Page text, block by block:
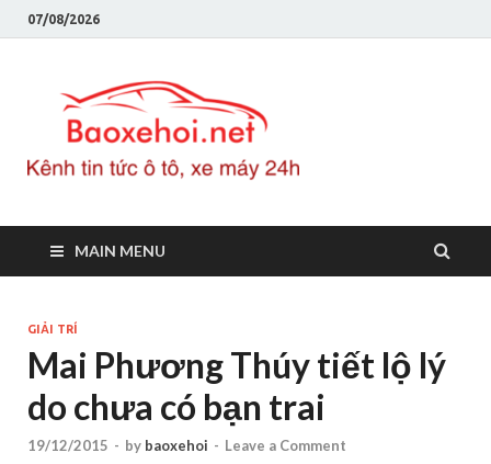
07/08/2026
MAIN MENU
GIẢI TRÍ
Mai Phương Thúy tiết lộ lý
do chưa có bạn trai
19/12/2015 - by baoxehoi - Leave a Comment